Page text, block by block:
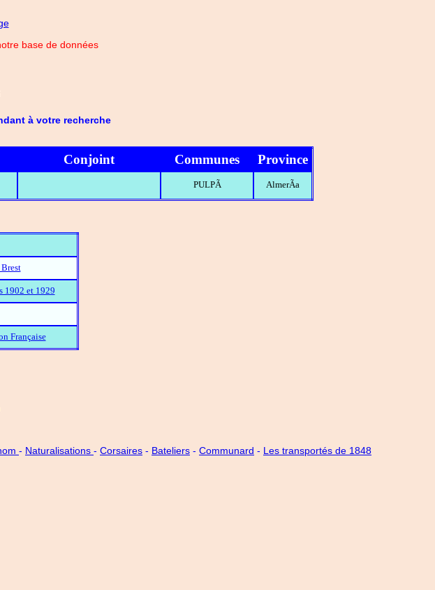
base de données
à votre recherche
Conjoint Communes Province
PULPÃ AlmerÃ­a
1902 et 1929
Française
- Naturalisations - Corsaires - Bateliers - Communard - Les transportés de 1848